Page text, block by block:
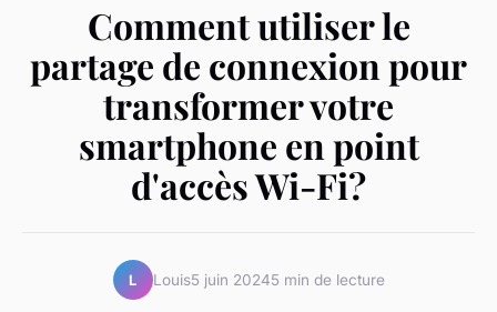
Comment utiliser le
partage de connexion pour
transformer votre
smartphone en point
d'accès Wi-Fi?
L Louis5 juin 20245 min de lecture